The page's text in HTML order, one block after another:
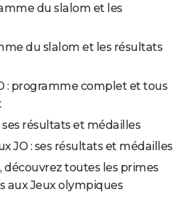
du slalom et les
du slalom et les résultats
: programme complet et tous
ses résultats et médailles
JO : ses résultats et médailles
découvrez toutes les primes
aux Jeux olympiques